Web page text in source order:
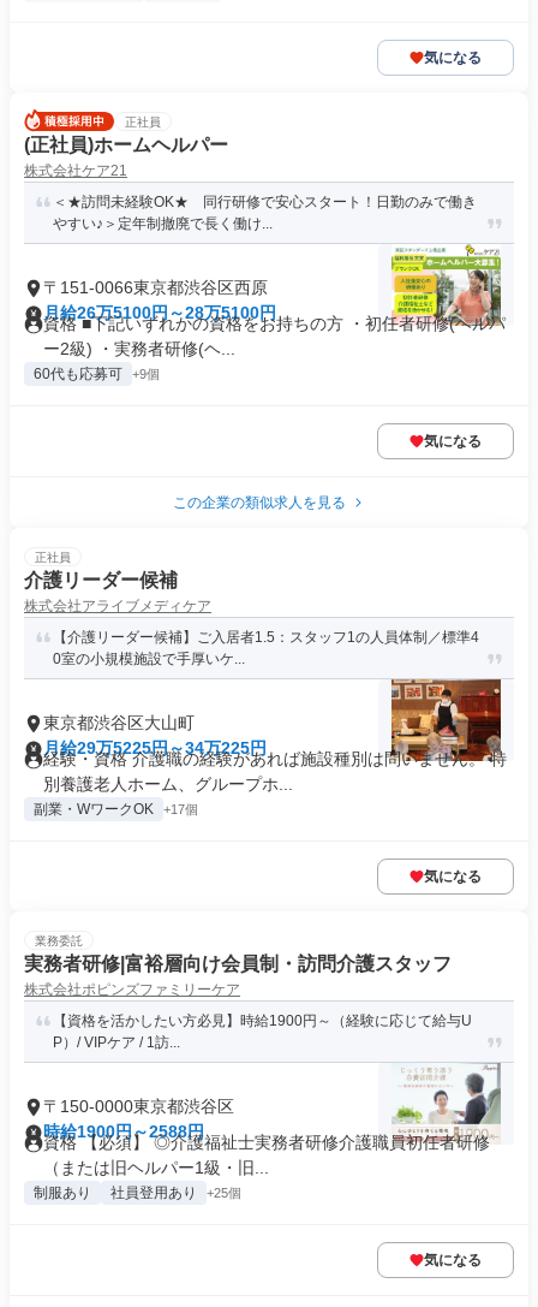
気になる
正社員
(正社員)ホームヘルパー
株式会社ケア21
＜★訪問未経験OK★ 同行研修で安心スタート！日勤のみで働き
やすい♪＞定年制撤廃で長く働け...
〒151-0066東京都渋谷区西原
月給26万5100円～28万5100円
資格 ■下記いずれかの資格をお持ちの方 ・初任者研修(ヘルパ
ー2級) ・実務者研修(ヘ...
60代も応募可 +9個
気になる
この企業の類似求人を見る
正社員
介護リーダー候補
株式会社アライブメディケア
【介護リーダー候補】ご入居者1.5：スタッフ1の人員体制／標準4
0室の小規模施設で手厚いケ...
東京都渋谷区大山町
月給29万5225円～34万225円
経験・資格 介護職の経験があれば施設種別は問いません。 特
別養護老人ホーム、グループホ...
副業・WワークOK +17個
気になる
業務委託
実務者研修|富裕層向け会員制・訪問介護スタッフ
株式会社ポピンズファミリーケア
【資格を活かしたい方必見】時給1900円～（経験に応じて給与U
P）/ VIPケア / 1訪...
〒150-0000東京都渋谷区
時給1900円～2588円
資格 【必須】 ◎介護福祉士実務者研修介護職員初任者研修
（または旧ヘルパー1級・旧...
制服あり 社員登用あり +25個
気になる